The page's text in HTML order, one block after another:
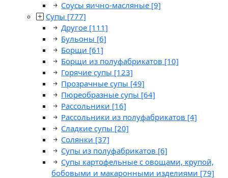
Соусы яично-масляные [9]
Супы [777]
Другое [111]
Бульоны [6]
Борщи [61]
Борщи из полуфабрикатов [10]
Горячие супы [123]
Прозрачные супы [49]
Пюреобразные супы [64]
Рассольники [16]
Рассольники из полуфабрикатов [4]
Сладкие супы [20]
Солянки [37]
Супы из полуфабрикатов [6]
Супы картофельные с овощами, крупой,
бобовыми и макаронными изделиями [79]